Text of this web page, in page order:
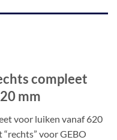
compleet
mm
voor luiken vanaf 620
voor GEBO